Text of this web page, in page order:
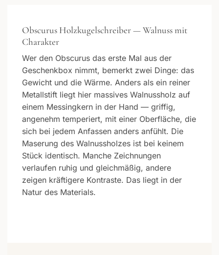
Obscurus Holzkugelschreiber — Walnuss mit
Charakter
Wer den Obscurus das erste Mal aus der
Geschenkbox nimmt, bemerkt zwei Dinge: das
Gewicht und die Wärme. Anders als ein reiner
Metallstift liegt hier massives Walnussholz auf
einem Messingkern in der Hand — griffig,
angenehm temperiert, mit einer Oberfläche, die
sich bei jedem Anfassen anders anfühlt. Die
Maserung des Walnussholzes ist bei keinem
Stück identisch. Manche Zeichnungen
verlaufen ruhig und gleichmäßig, andere
zeigen kräftigere Kontraste. Das liegt in der
Natur des Materials.